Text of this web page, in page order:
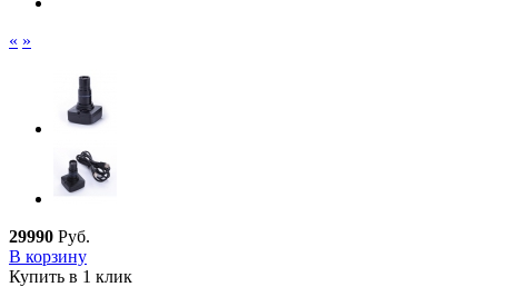
« »
29990 Руб.
В корзину
Купить в 1 клик